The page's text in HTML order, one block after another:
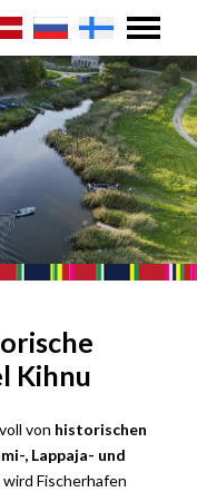
Kihnu
von historischen
, Lappaja- und
Fischerhafen